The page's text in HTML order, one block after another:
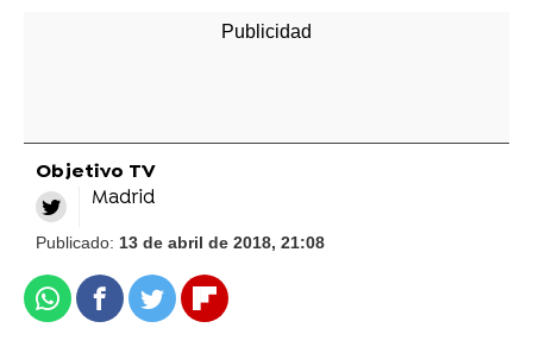
Objetivo TV
Madrid
Publicado: 13 de abril de 2018, 21:08
WhatsappFacebook
TwitterFlipboard